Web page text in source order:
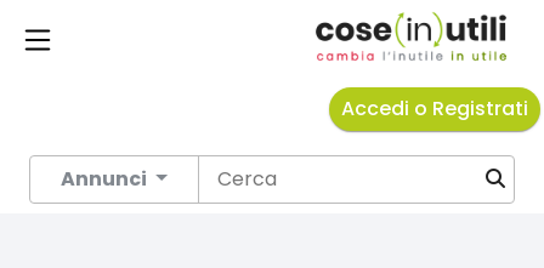
Accedi o Registrati
Annunci